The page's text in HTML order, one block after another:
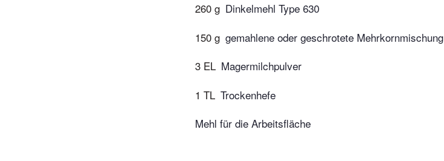
260 g Dinkelmehl Type 630
150 g gemahlene oder geschrotete Mehrkornmischung
3 EL Magermilchpulver
1 TL Trockenhefe
Mehl für die Arbeitsfläche